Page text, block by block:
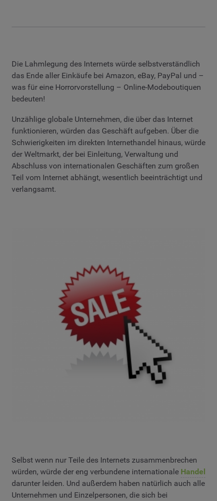
Die Lahmlegung des Internets würde selbstverständlich
das Ende aller Einkäufe bei Amazon, eBay, PayPal und –
was für eine Horrorvorstellung – Online-Modeboutiquen
bedeuten!
Unzählige globale Unternehmen, die über das Internet
funktionieren, würden das Geschäft aufgeben. Über die
Schwierigkeiten im direkten Internethandel hinaus, würde
der Weltmarkt, der bei Einleitung, Verwaltung und
Abschluss von internationalen Geschäften zum großen
Teil vom Internet abhängt, wesentlich beeinträchtigt und
verlangsamt.
Selbst wenn nur Teile des Internets zusammenbrechen
würden, würde der eng verbundene internationale Handel
darunter leiden. Und außerdem haben natürlich auch alle
Unternehmen und Einzelpersonen, die sich bei